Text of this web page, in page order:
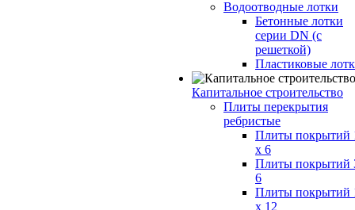
Водоотводные лотки
Бетонные лотки
серии DN (с
решеткой)
Пластиковые
Капитальное строительство
Плиты перекрытия
ребристые
Плиты покрытий
x 6
Плиты покрытий
6
Плиты покрытий
x 12